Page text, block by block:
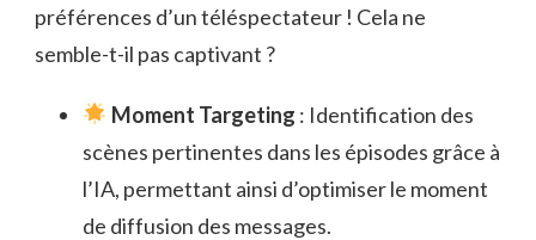
préférences d’un téléspectateur ! Cela ne
semble-t-il pas captivant ?
Moment Targeting : Identification des
scènes pertinentes dans les épisodes grâce à
l’IA, permettant ainsi d’optimiser le moment
de diffusion des messages.